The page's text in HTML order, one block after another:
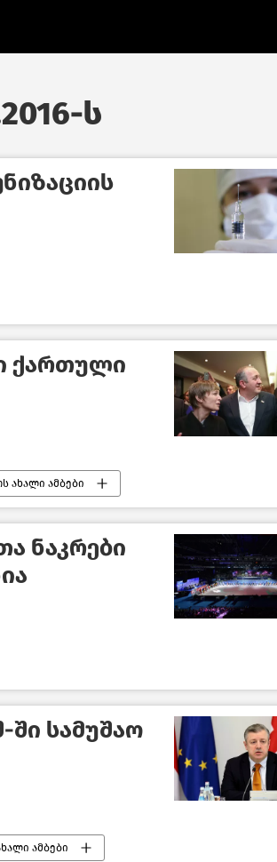
ს
ქართული
ახალი ამბები
ნაკრები
ში სამუშაო
ამბები